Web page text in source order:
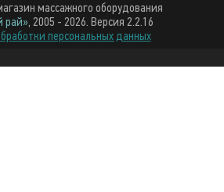
массажного оборудования
рай», 2005 - 2026. Версия 2.2.16
персональных данных